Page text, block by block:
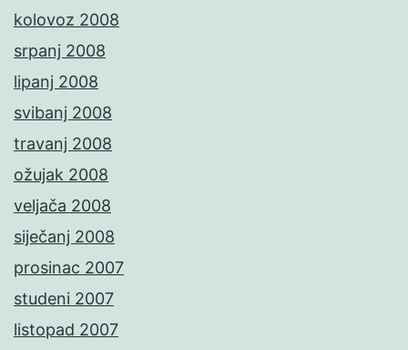
kolovoz 2008
srpanj 2008
lipanj 2008
svibanj 2008
travanj 2008
ožujak 2008
veljača 2008
siječanj 2008
prosinac 2007
studeni 2007
listopad 2007